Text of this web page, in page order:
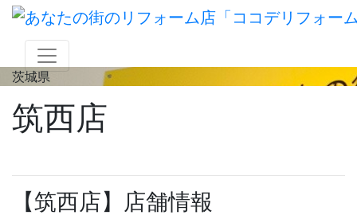
茨城県
筑西店
【筑西店】店舗情報